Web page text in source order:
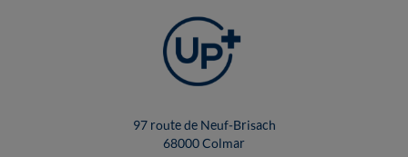
97 route de Neuf-Brisach
68000 Colmar